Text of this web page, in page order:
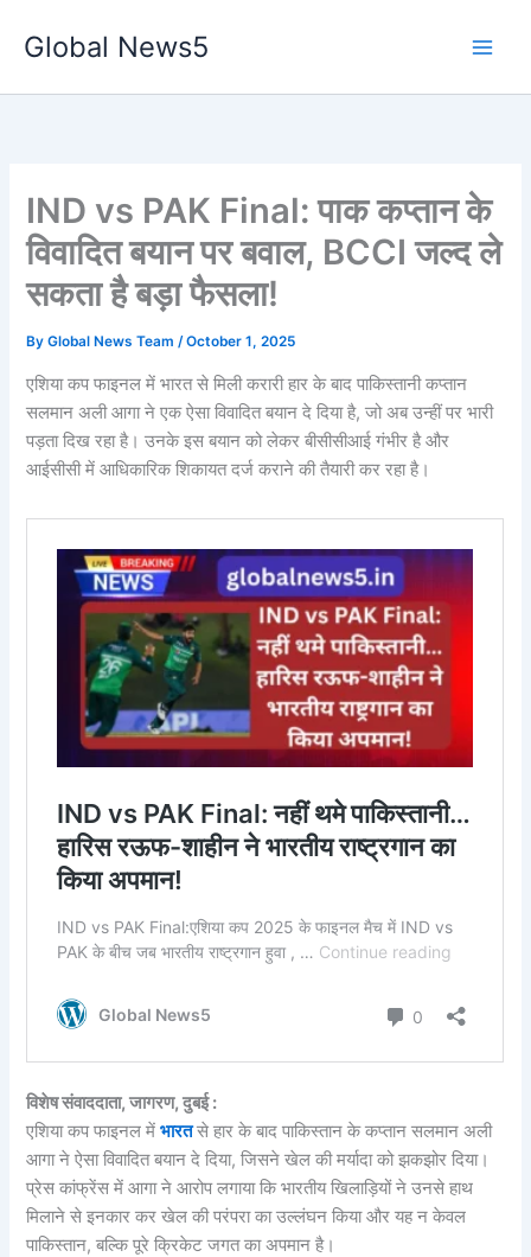
Global News5
IND vs PAK Final: पाक कप्तान के
विवादित बयान पर बवाल, BCCI जल्द ले
सकता है बड़ा फैसला!
ByGlobal News Team/October 1, 2025
एशिया कप फाइनल में भारत से मिली करारी हार के बाद पाकिस्तानी कप्तान
सलमान अली आगा ने एक ऐसा विवादित बयान दे दिया है, जो अब उन्हीं पर भारी
पड़ता दिख रहा है। उनके इस बयान को लेकर बीसीसीआई गंभीर है और
आईसीसी में आधिकारिक शिकायत दर्ज कराने की तैयारी कर रहा है।
विशेष संवाददाता, जागरण, दुबई :
एशिया कप फाइनल मेंभारतसे हार के बाद पाकिस्तान के कप्तान सलमान अली
आगा ने ऐसा विवादित बयान दे दिया, जिसने खेल की मर्यादा को झकझोर दिया।
प्रेस कांफ्रेंस में आगा ने आरोप लगाया कि भारतीय खिलाड़ियों ने उनसे हाथ
मिलाने से इनकार कर खेल की परंपरा का उल्लंघन किया और यह न केवल
पाकिस्तान, बल्कि पूरे क्रिकेट जगत का अपमान है।